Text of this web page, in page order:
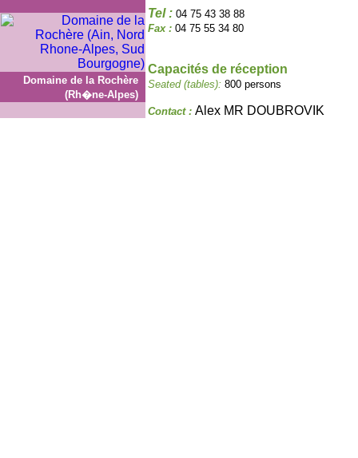
Domaine de la Rochère
(Rh�ne-Alpes)
Tel : 04 75 43 38 88
Fax : 04 75 55 34 80
Capacités de réception
Seated (tables): 800 persons
Contact : Alex MR DOUBROVIK